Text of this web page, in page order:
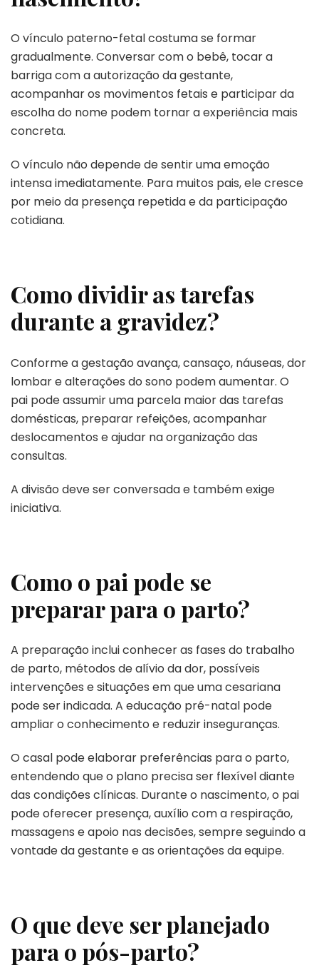
O vínculo paterno-fetal costuma se formar
gradualmente. Conversar com o bebê, tocar a
barriga com a autorização da gestante,
acompanhar os movimentos fetais e participar da
escolha do nome podem tornar a experiência mais
concreta.
O vínculo não depende de sentir uma emoção
intensa imediatamente. Para muitos pais, ele cresce
por meio da presença repetida e da participação
cotidiana.
Como dividir as tarefas
durante a gravidez?
Conforme a gestação avança, cansaço, náuseas, dor
lombar e alterações do sono podem aumentar. O
pai pode assumir uma parcela maior das tarefas
domésticas, preparar refeições, acompanhar
deslocamentos e ajudar na organização das
consultas.
A divisão deve ser conversada e também exige
iniciativa.
Como o pai pode se
preparar para o parto?
A preparação inclui conhecer as fases do trabalho
de parto, métodos de alívio da dor, possíveis
intervenções e situações em que uma cesariana
pode ser indicada. A educação pré-natal pode
ampliar o conhecimento e reduzir inseguranças.
O casal pode elaborar preferências para o parto,
entendendo que o plano precisa ser flexível diante
das condições clínicas. Durante o nascimento, o pai
pode oferecer presença, auxílio com a respiração,
massagens e apoio nas decisões, sempre seguindo a
vontade da gestante e as orientações da equipe.
O que deve ser planejado
para o pós-parto?